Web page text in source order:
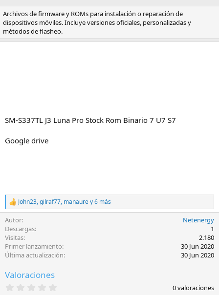
r
e
a
c
Archivos de firmware y ROMs para instalación o reparación de
dispositivos móviles. Incluye versiones oficiales, personalizadas y
métodos de flasheo.
SM-S337TL J3 Luna Pro Stock Rom Binario 7 U7 S7
Google drive
R
e
a
c
c
i
o
n
s
John23,gilraf77, manaurey 6 más
Autor
Netenergy
Descargas
1
Visitas
2.180
Primer lanzamiento
30 Jun 2020
Última actualización
30 Jun 2020
Valoraciones
0 valoraciones